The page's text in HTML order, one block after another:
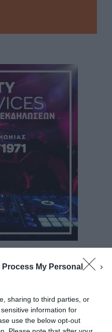
Process My Personal
sharing to third parties, or
information for
use the below opt-out